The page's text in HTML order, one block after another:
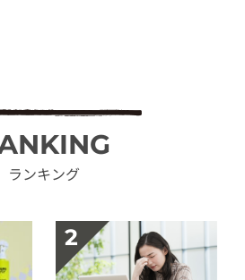
ランキング